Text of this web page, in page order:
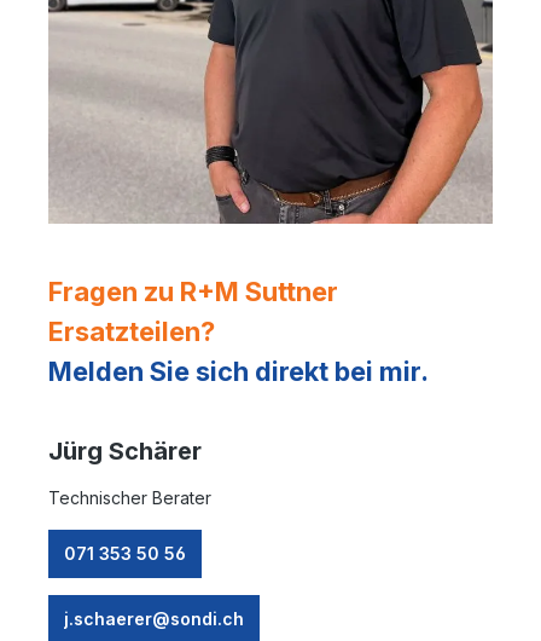
Fragen zu R+M Suttner
Ersatzteilen?
Melden Sie sich direkt bei mir.
Jürg Schärer
Technischer Berater
071 353 50 56
j.schaerer@sondi.ch